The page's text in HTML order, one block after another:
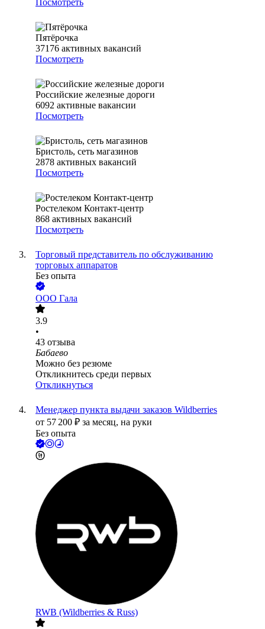
Посмотреть
Пятёрочка
37176 активных вакансий
Посмотреть
Российские железные дороги
6092 активные вакансии
Посмотреть
Бристоль, сеть магазинов
2878 активных вакансий
Посмотреть
Ростелеком Контакт-центр
868 активных вакансий
Посмотреть
Торговый представитель по обслуживанию
торговых аппаратов
Без опыта
ООО Гала
3.9
•
43 отзыва
Бабаево
Можно без резюме
Откликнитесь среди первых
Откликнуться
Менеджер пункта выдачи заказов Wildberries
от 57 200 ₽ за месяц, на руки
Без опыта
RWB (Wildberries & Russ)